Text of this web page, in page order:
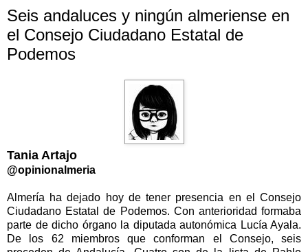
Seis andaluces y ningún almeriense en
el Consejo Ciudadano Estatal de
Podemos
Tania Artajo
@opinionalmeria
Almería ha dejado hoy de tener presencia en el Consejo
Ciudadano Estatal de Podemos. Con anterioridad formaba
parte de dicho órgano la diputada autonómica Lucía Ayala.
De los 62 miembros que conforman el Consejo, seis